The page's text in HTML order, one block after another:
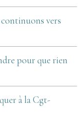
vers
pour que rien
à la Cgt-